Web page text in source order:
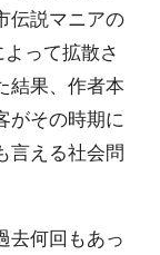
伝説マニアの
って拡散さ
結果、作者本
がその時期に
言える社会問
去何回もあっ